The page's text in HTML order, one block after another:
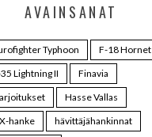
AVAINSANAT
Typhoon
F-18 Hornet
Lightning II
Finavia
Hasse Vallas
hanke
hävittäjähankinnat